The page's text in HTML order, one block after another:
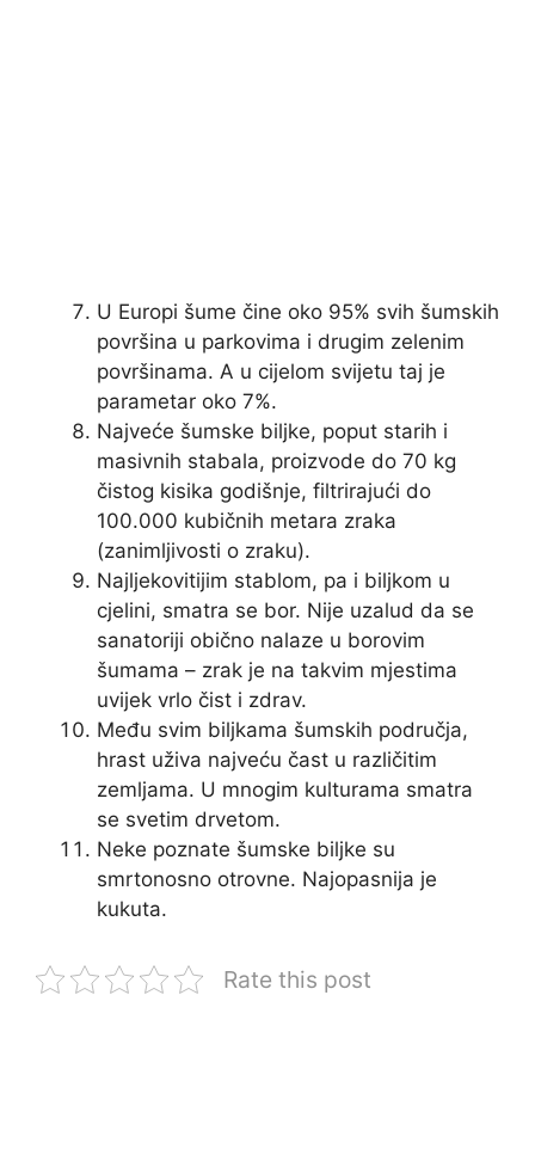
U Europi šume čine oko 95% svih šumskih
površina u parkovima i drugim zelenim
površinama. A u cijelom svijetu taj je
parametar oko 7%.
Najveće šumske biljke, poput starih i
masivnih stabala, proizvode do 70 kg
čistog kisika godišnje, filtrirajući do
100.000 kubičnih metara zraka
(zanimljivosti o zraku).
Najljekovitijim stablom, pa i biljkom u
cjelini, smatra se bor. Nije uzalud da se
sanatoriji obično nalaze u borovim
šumama – zrak je na takvim mjestima
uvijek vrlo čist i zdrav.
Među svim biljkama šumskih područja,
hrast uživa najveću čast u različitim
zemljama. U mnogim kulturama smatra
se svetim drvetom.
Neke poznate šumske biljke su
smrtonosno otrovne. Najopasnija je
kukuta.
Rate this post